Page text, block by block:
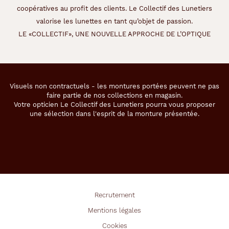
coopératives au profit des clients. Le Collectif des Lunetiers
valorise les lunettes en tant qu’objet de passion.
LE «COLLECTIF», UNE NOUVELLE APPROCHE DE L’OPTIQUE
Visuels non contractuels - les montures portées peuvent ne pas
faire partie de nos collections en magasin.
Votre opticien Le Collectif des Lunetiers pourra vous proposer
une sélection dans l'esprit de la monture présentée.
Recrutement
Mentions légales
Cookies